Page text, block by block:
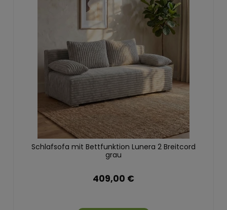
Schlafsofa mit Bettfunktion Lunera 2 Breitcord
grau
409,00 €